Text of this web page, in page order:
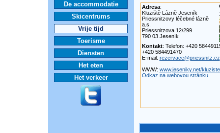
De accommodatie
Skicentrums
Vrije tijd
Toerisme
Diensten
Het eten
Het verkeer
Adresa:
Kluziště Lázně Jeseník
Priessnitzovy léčebné lázně
a.s.
Priessnitzova 12/299
790 03 Jeseník
Kontakt: Telefon: +420
+420 584491470
E-mail: rezervace@priessnitz.cz
WWW: www.jeseniky.net/
Odkaz na webovou stránku